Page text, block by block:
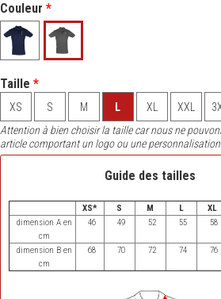
Couleur *
Taille *
XS S M L XL XXL
Attention à bien choisir la taille car nous ne
article comportant un logo ou une personnalisation
Guide des tailles
XS* S M L XL
dimension A en
cm
46 49 52 55 58
dimension B en
cm
68 70 72 74 76